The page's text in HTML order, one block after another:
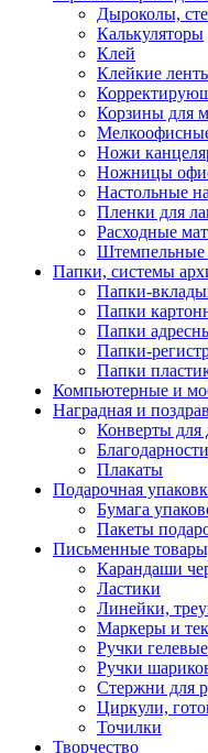
Дыроколы,
Калькуляторы
Клей
Клейкие
Корзины для
Ножи
Ножницы
Настольные
Пленки для
Расходные
Штемпельные
Папки, системы
Папки-
Папки
Папки
Папки-
Папки
Компьютерные и
Наградная и
Конверты для
Плакаты
Подарочная
Бумага
Пакеты
Письменные
Карандаши
Ластики
Линейки,
Маркеры и
Ручки гелевые
Ручки
Стержни для
Циркули,
Точилки
Творчество